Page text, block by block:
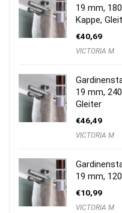
19 mm,
Kappe,
€40,69
VICTORIA M
19 mm,
Gleiter
€46,49
VICTORIA M
19 mm,
€10,99
VICTORIA M